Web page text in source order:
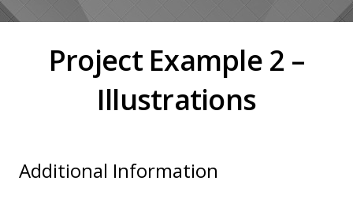
Project Example 2 –
Illustrations
Additional Information